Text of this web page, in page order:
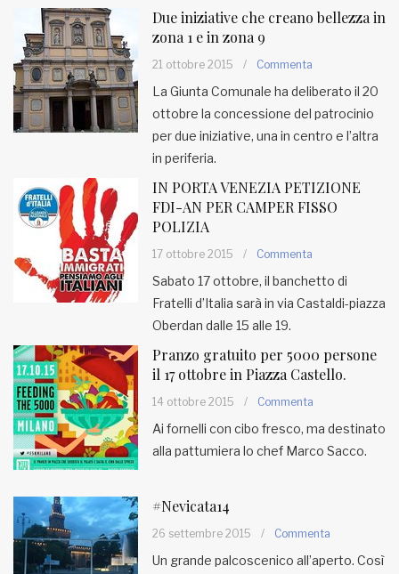
Due iniziative che creano bellezza in
zona 1 e in zona 9
21 ottobre 2015 / Commenta
La Giunta Comunale ha deliberato il 20
ottobre la concessione del patrocinio
per due iniziative, una in centro e l’altra
in periferia.
IN PORTA VENEZIA PETIZIONE
FDI-AN PER CAMPER FISSO
POLIZIA
17 ottobre 2015 / Commenta
Sabato 17 ottobre, il banchetto di
Fratelli d’Italia sarà in via Castaldi-piazza
Oberdan dalle 15 alle 19.
Pranzo gratuito per 5000 persone
il 17 ottobre in Piazza Castello.
14 ottobre 2015 / Commenta
Ai fornelli con cibo fresco, ma destinato
alla pattumiera lo chef Marco Sacco.
#Nevicata14
26 settembre 2015 / Commenta
Un grande palcoscenico all’aperto. Così